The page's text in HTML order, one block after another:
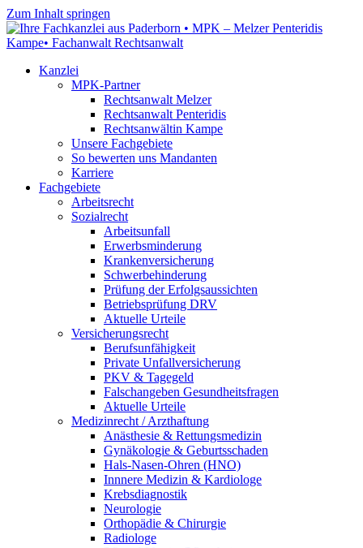
Zum Inhalt springen
Kanzlei
MPK-Partner
Rechtsanwalt Melzer
Rechtsanwalt Penteridis
Rechtsanwältin Kampe
Unsere Fachgebiete
So bewerten uns Mandanten
Karriere
Fachgebiete
Arbeitsrecht
Sozialrecht
Arbeitsunfall
Erwerbsminderung
Krankenversicherung
Schwerbehinderung
Prüfung der Erfolgsaussichten
Betriebsprüfung DRV
Aktuelle Urteile
Versicherungsrecht
Berufsunfähigkeit
Private Unfallversicherung
PKV & Tagegeld
Falschangeben Gesundheitsfragen
Aktuelle Urteile
Medizinrecht / Arzthaftung
Anästhesie & Rettungsmedizin
Gynäkologie & Geburtsschaden
Hals-Nasen-Ohren (HNO)
Innnere Medizin & Kardiologe
Krebsdiagnostik
Neurologie
Orthopädie & Chirurgie
Radiologe